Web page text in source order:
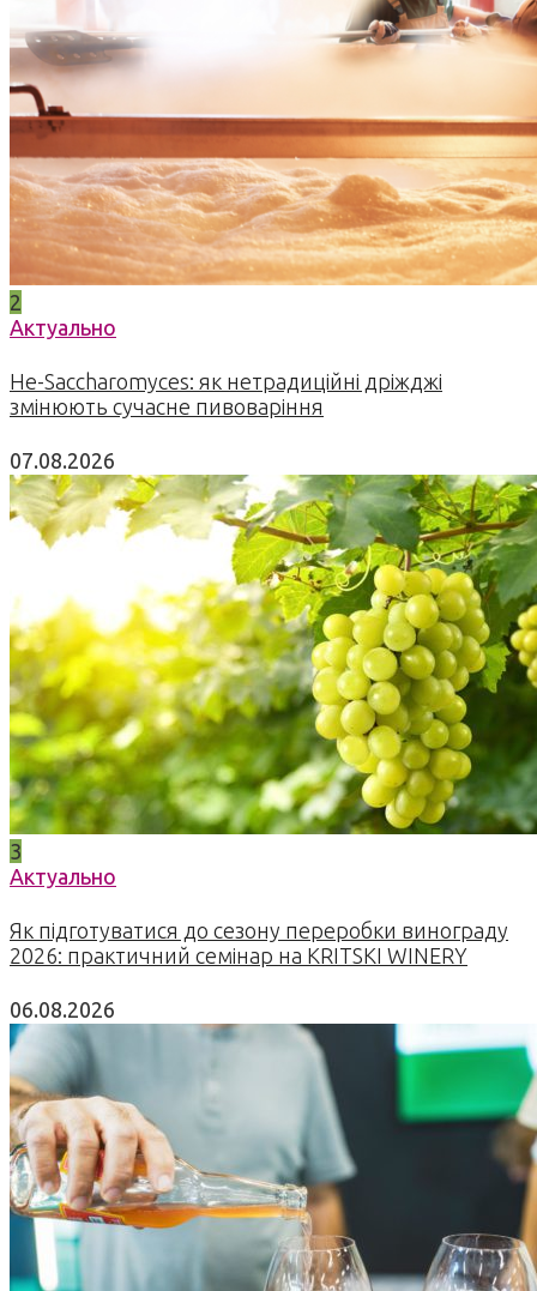
2
Актуально
Не-Saccharomyces: як нетрадиційні дріжджі
змінюють сучасне пивоваріння
07.08.2026
3
Актуально
Як підготуватися до сезону переробки винограду
2026: практичний семінар на KRITSKI WINERY
06.08.2026